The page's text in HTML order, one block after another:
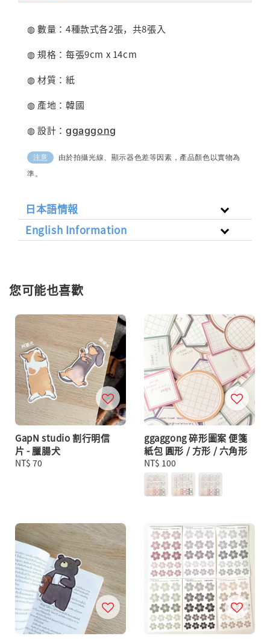
◍ 數量：4種款式各2張，共8張入
◍ 規格：每張9cm x 14cm
◍ 材質：紙
◍ 產地：韓國
◍ 設計： ggaggong
注意
由於拍攝光線、顯示器色差等因素，產品顏色以實物為
準。
日本語情報
English Information
您可能也喜歡
GapN studio 割行明信
片 - 臘腸犬
Regular
NT$ 70
ggaggong 碎形圖案 便箋
紙包 圓形 / 方形 / 六角形
Regular
price
NT$ 100